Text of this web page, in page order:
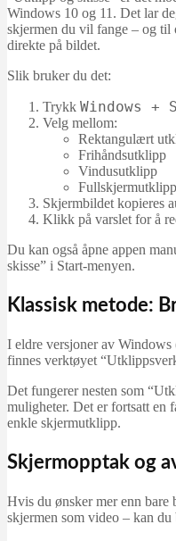
Windows 10 og 11. Det lar
skjermen du vil fange – og til
direkte på bildet.
Slik bruker du det:
Trykk Windows
Velg mellom:
Rektangulært
Frihåndsutklipp
Vindusutklipp
Fullskjermutklipp
Skjermbildet kopieres
Klikk på varslet for å
Du kan også åpne appen
skisse” i Start-menyen.
Klassisk metode:
I eldre versjoner av
finnes verktøyet
Det fungerer nesten som
muligheter. Det er fortsatt en
enkle skjermutklipp.
Skjermopptak og
Hvis du ønsker mer enn bare
skjermen som video – kan du